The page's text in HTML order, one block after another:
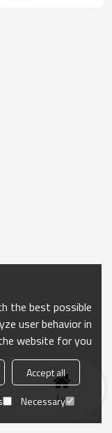
منزل
the best possible
user behavior in
website for you.
Accept all
Necessary